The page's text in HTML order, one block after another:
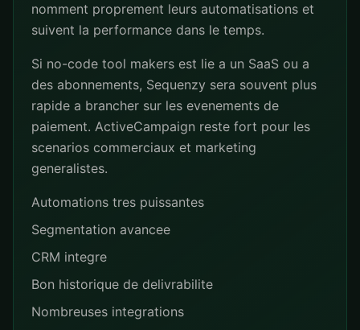
nomment proprement leurs automatisations et
suivent la performance dans le temps.
Si no-code tool makers est lie a un SaaS ou a
des abonnements, Sequenzy sera souvent plus
rapide a brancher sur les evenements de
paiement. ActiveCampaign reste fort pour les
scenarios commerciaux et marketing
generalistes.
Automations tres puissantes
Segmentation avancee
CRM integre
Bon historique de delivrabilite
Nombreuses integrations